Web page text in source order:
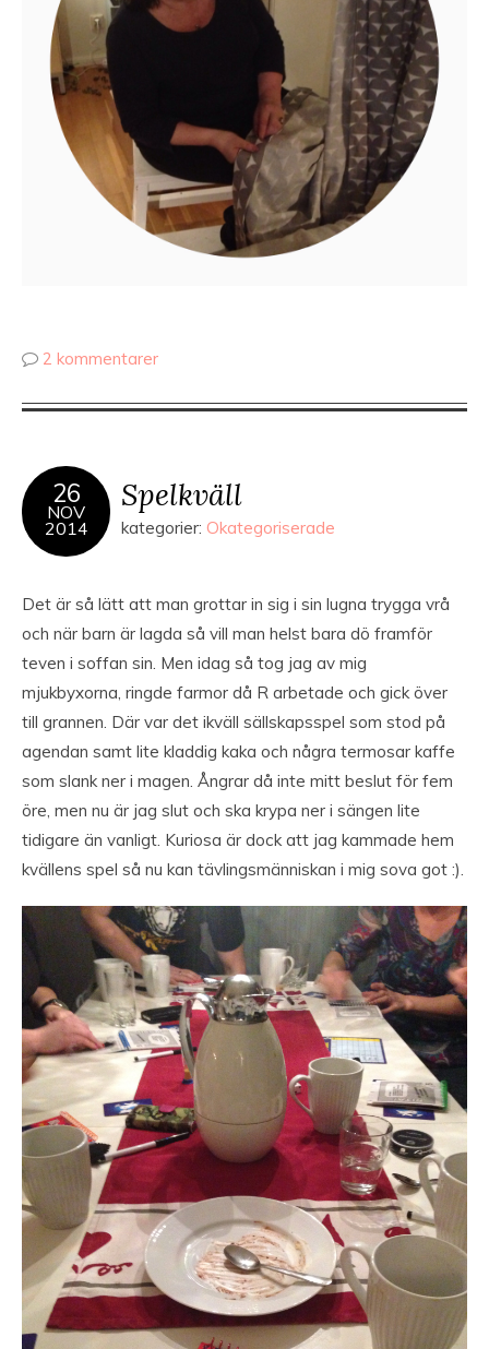
2 kommentarer
26
NOV
2014
Spelkväll
kategorier: Okategoriserade
Det är så lätt att man grottar in sig i sin lugna trygga vrå
och när barn är lagda så vill man helst bara dö framför
teven i soffan sin. Men idag så tog jag av mig
mjukbyxorna, ringde farmor då R arbetade och gick över
till grannen. Där var det ikväll sällskapsspel som stod på
agendan samt lite kladdig kaka och några termosar kaffe
som slank ner i magen. Ångrar då inte mitt beslut för fem
öre, men nu är jag slut och ska krypa ner i sängen lite
tidigare än vanligt. Kuriosa är dock att jag kammade hem
kvällens spel så nu kan tävlingsmänniskan i mig sova got :).